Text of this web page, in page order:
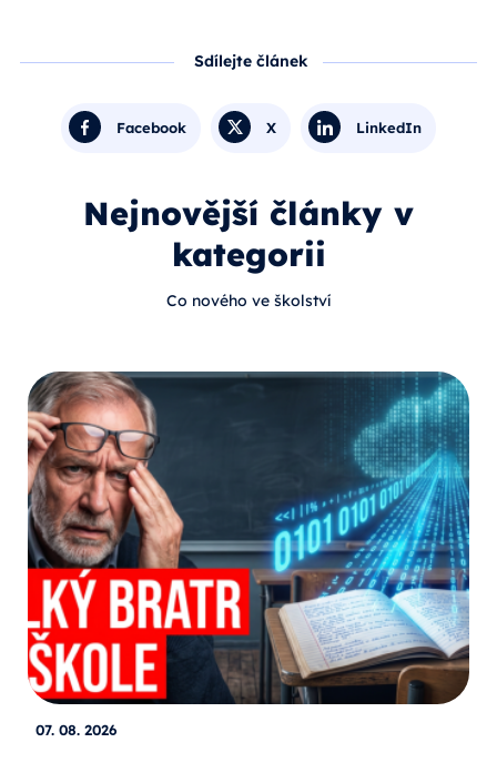
Sdílejte článek
Facebook X LinkedIn
Nejnovější články v
kategorii
Co nového ve školství
07. 08. 2026